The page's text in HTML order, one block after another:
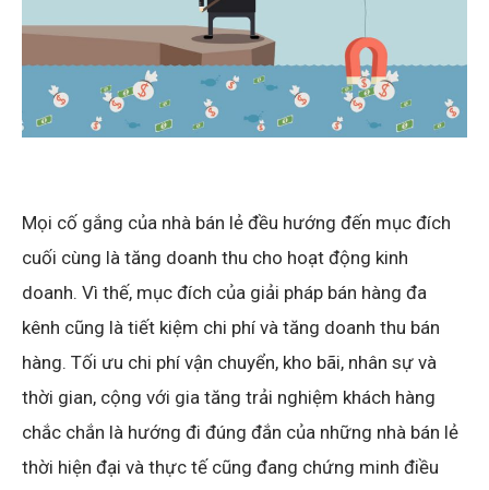
Mọi cố gắng của nhà bán lẻ đều hướng đến mục đích
cuối cùng là tăng doanh thu cho hoạt động kinh
doanh. Vì thế, mục đích của giải pháp bán hàng đa
kênh cũng là tiết kiệm chi phí và tăng doanh thu bán
hàng. Tối ưu chi phí vận chuyển, kho bãi, nhân sự và
thời gian, cộng với gia tăng trải nghiệm khách hàng
chắc chắn là hướng đi đúng đắn của những nhà bán lẻ
thời hiện đại và thực tế cũng đang chứng minh điều